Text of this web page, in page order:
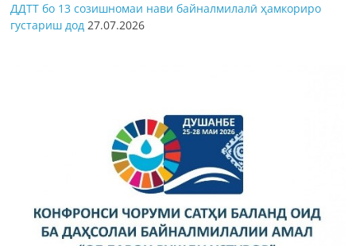
ДДТТ бо 13 созишномаи нави байналмилалӣ ҳамкориро
густариш дод 27.07.2026